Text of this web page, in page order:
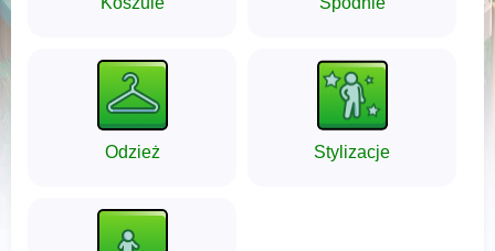
Odzież Stylizacje